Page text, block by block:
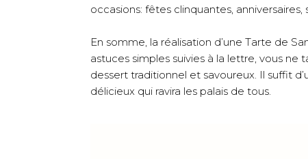
occasions: fêtes clinquantes,
En somme, la réalisation d’une Tarte de
astuces simples suivies à la lettre, vous ne
dessert traditionnel et savoureux. Il suffit
délicieux qui ravira les palais de tous.